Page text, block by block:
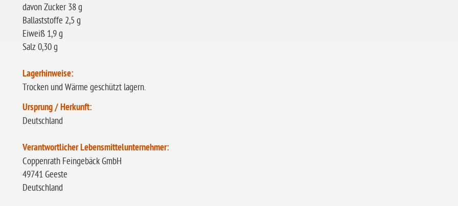
davon Zucker 38 g
Ballaststoffe 2,5 g
Eiweiß 1,9 g
Salz 0,30 g
Lagerhinweise:
Trocken und Wärme geschützt lagern.
Ursprung / Herkunft:
Deutschland
Verantwortlicher Lebensmittelunternehmer:
Coppenrath Feingebäck GmbH
49741 Geeste
Deutschland